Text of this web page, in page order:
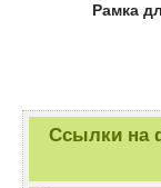
Рамка
Ссылки на